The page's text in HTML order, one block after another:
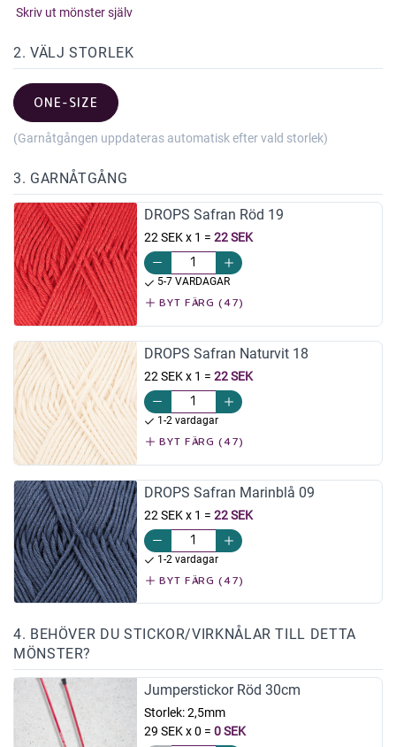
Skriv ut mönster själv
2. VÄLJ STORLEK
ONE-SIZE
(Garnåtgången uppdateras automatisk efter vald storlek)
3. GARNÅTGÅNG
DROPS Safran Röd 19
22 SEK x 1 = 22 SEK
5-7 VARDAGAR
BYT FÄRG (47)
DROPS Safran Naturvit 18
22 SEK x 1 = 22 SEK
1-2 vardagar
BYT FÄRG (47)
DROPS Safran Marinblå 09
22 SEK x 1 = 22 SEK
1-2 vardagar
BYT FÄRG (47)
4. BEHÖVER DU STICKOR/VIRKNÅLAR TILL DETTA
MÖNSTER?
Jumperstickor Röd 30cm
Storlek:2,5mm
29 SEK x 0 = 0 SEK